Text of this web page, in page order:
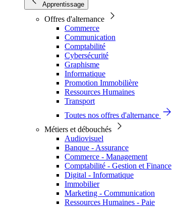
Apprentissage
Offres d'alternance
Commerce
Communication
Comptabilité
Cybersécurité
Graphisme
Informatique
Promotion Immobilière
Ressources Humaines
Transport
Toutes nos offres d'alternance
Métiers et débouchés
Audiovisuel
Banque - Assurance
Commerce - Management
Comptabilité - Gestion et Finance
Digital - Informatique
Immobilier
Marketing - Communication
Ressources Humaines - Paie